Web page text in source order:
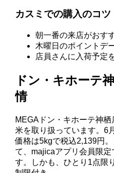
カスミでの購入のコツ
朝一番の来店がおす
木曜日のポイントデ
店員さんに入荷予定
ドン・キホーテ
情
MEGAドン・キホーテ神
米を取り扱っています。6
価格は5kgで税込2,139円
て、majicaアプリ会員限
す。しかも、ひとり1点限